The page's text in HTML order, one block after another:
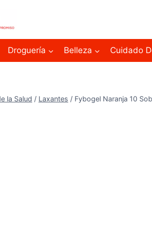
Droguería Belleza Cuidado
la Salud / Laxantes / Fybogel Naranja 10